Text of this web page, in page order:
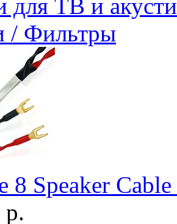
для ТВ и
/ Фильтры
8 Speaker
р.